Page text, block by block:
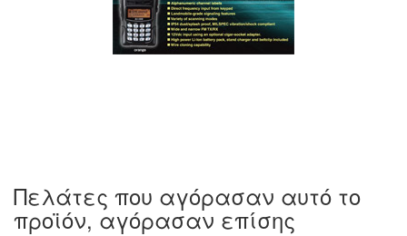
Πελάτες που αγόρασαν αυτό το
προϊόν, αγόρασαν επίσης